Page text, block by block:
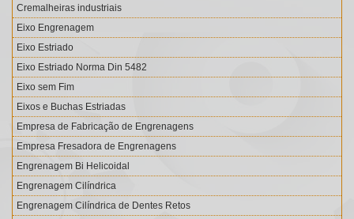
Cremalheiras industriais
Eixo Engrenagem
Eixo Estriado
Eixo Estriado Norma Din 5482
Eixo sem Fim
Eixos e Buchas Estriadas
Empresa de Fabricação de Engrenagens
Empresa Fresadora de Engrenagens
Engrenagem Bi Helicoidal
Engrenagem Cilíndrica
Engrenagem Cilíndrica de Dentes Retos